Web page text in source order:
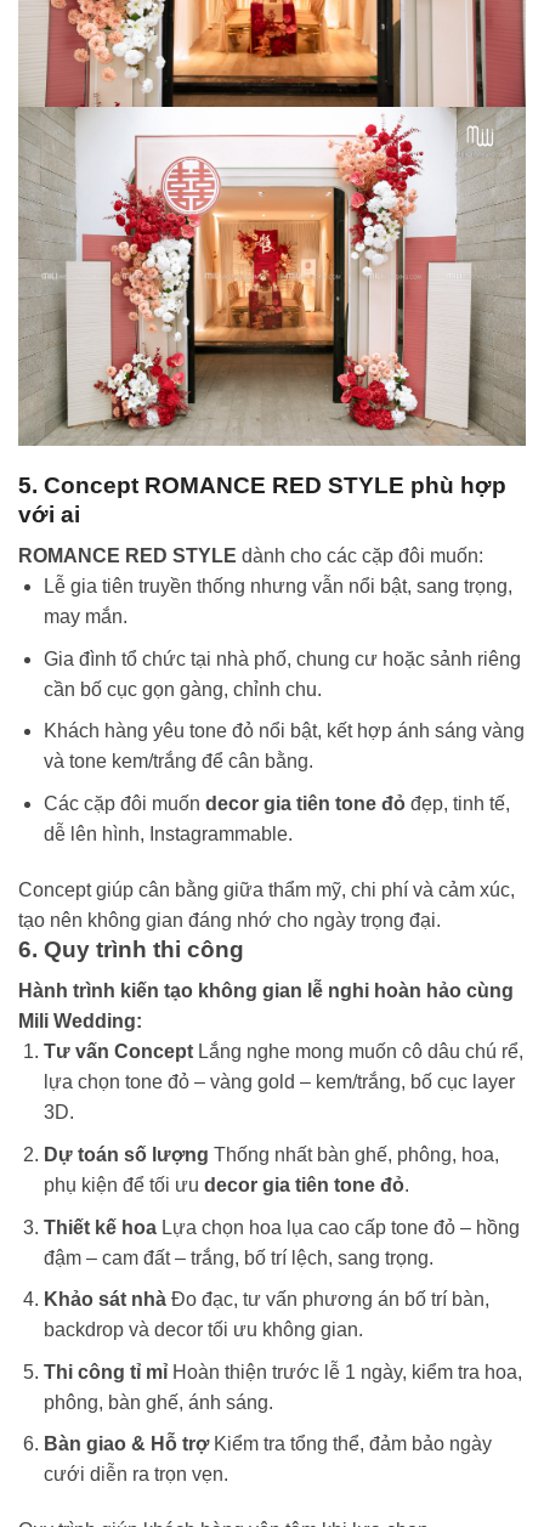
5. Concept ROMANCE RED STYLE phù hợp
với ai
ROMANCE RED STYLE dành cho các cặp đôi muốn:
Lễ gia tiên truyền thống nhưng vẫn nổi bật, sang trọng,
may mắn.
Gia đình tổ chức tại nhà phố, chung cư hoặc sảnh riêng
cần bố cục gọn gàng, chỉnh chu.
Khách hàng yêu tone đỏ nổi bật, kết hợp ánh sáng vàng
và tone kem/trắng để cân bằng.
Các cặp đôi muốn decor gia tiên tone đỏđẹp, tinh tế,
dễ lên hình, Instagrammable.
Concept giúp cân bằng giữa thẩm mỹ, chi phí và cảm xúc,
tạo nên không gian đáng nhớ cho ngày trọng đại.
6. Quy trình thi công
Hành trình kiến tạo không gian lễ nghi hoàn hảo cùng
Mili Wedding:
Tư vấn ConceptLắng nghe mong muốn cô dâu chú rể,
lựa chọn tone đỏ – vàng gold – kem/trắng, bố cục layer
3D.
Dự toán số lượng Thống nhất bàn ghế, phông, hoa,
phụ kiện để tối ưu decor gia tiên tone đỏ.
Thiết kế hoaLựa chọn hoa lụa cao cấp tone đỏ – hồng
đậm – cam đất – trắng, bố trí lệch, sang trọng.
Khảo sát nhàĐo đạc, tư vấn phương án bố trí bàn,
backdrop và decor tối ưu không gian.
Thi công tỉ mỉHoàn thiện trước lễ 1 ngày, kiểm tra hoa,
phông, bàn ghế, ánh sáng.
Bàn giao & Hỗ trợKiểm tra tổng thể, đảm bảo ngày
cưới diễn ra trọn vẹn.